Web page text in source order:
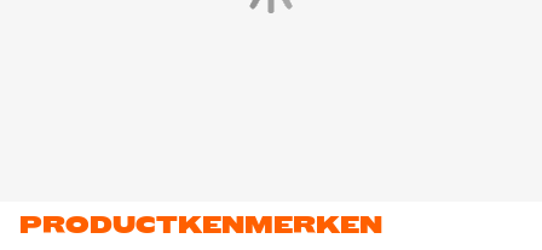
PRODUCTKENMERKEN